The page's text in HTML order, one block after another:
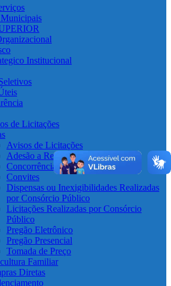
Institucional
de Licitações
Avisos de Licitações
Adesão a Registro de Preço
Concorrência
Convites
Dispensas ou Inexigibilidades Realizadas
por Consórcio Público
Licitações Realizadas por Consórcio
Público
Pregão Eletrônico
Pregão Presencial
Tomada de Preço
Familiar
Diretas